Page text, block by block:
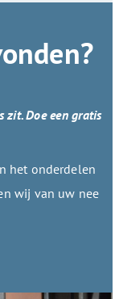
zit. Doe een gratis
het onderdelen
wij van uw nee